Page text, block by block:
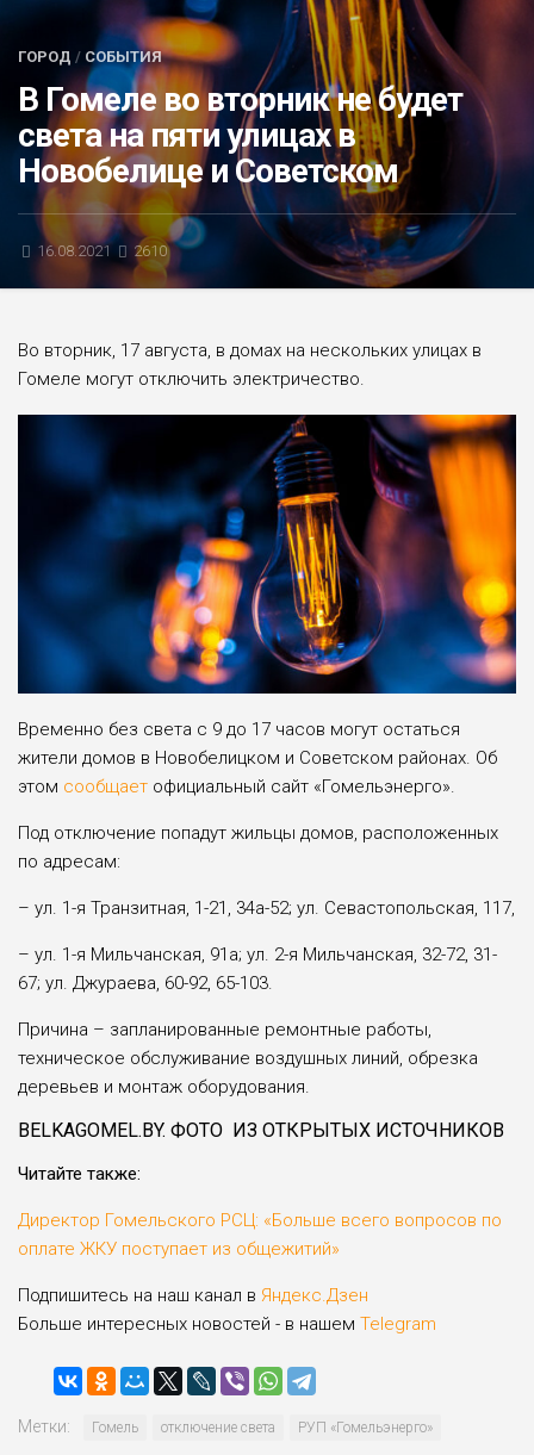
БЛИЦ-ОПРОС
АФИША
ГОРОД / СОБЫТИЯ
В Гомеле во вторник не будет
света на пяти улицах в
Новобелице и Советском
16.08.2021 2610
Во вторник, 17 августа, в домах на нескольких улицах в
Гомеле могут отключить электричество.
Временно без света с 9 до 17 часов могут остаться
жители домов в Новобелицком и Советском районах. Об
этом сообщает официальный сайт «Гомельэнерго».
Под отключение попадут жильцы домов, расположенных
по адресам:
– ул. 1-я Транзитная, 1-21, 34а-52; ул. Севастопольская, 117,
– ул. 1-я Мильчанская, 91а; ул. 2-я Мильчанская, 32-72, 31-
67; ул. Джураева, 60-92, 65-103.
Причина – запланированные ремонтные работы,
техническое обслуживание воздушных линий, обрезка
деревьев и монтаж оборудования.
BELKAGOMEL.BY. ФОТО ИЗ ОТКРЫТЫХ ИСТОЧНИКОВ
Читайте также:
Директор Гомельского РСЦ: «Больше всего вопросов по
оплате ЖКУ поступает из общежитий»
Подпишитесь на наш канал в Яндекс.Дзен
Больше интересных новостей - в нашем Telegram
Метки: Гомель отключение света РУП «Гомельэнерго»